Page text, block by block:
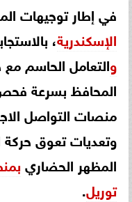
في إطار توجيهات
الإسكندرية،
والتعامل الحاسم
المحافظ بسرعة
منصات التواصل
وتعديات تعوق حركة
المظهر الحضاري
توريل.